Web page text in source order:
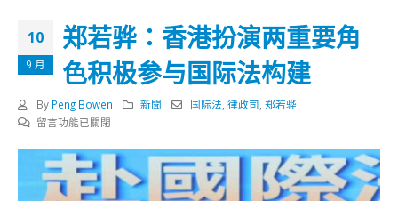
10
9 月
郑若骅：香港扮演两重要角
色积极参与国际法构建
By Peng Bowen 新聞 国际法,律政司,郑若骅
在
若
骅：
香
留言功能已關閉